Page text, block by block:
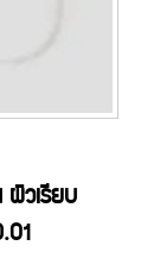
ผิวเรียบ